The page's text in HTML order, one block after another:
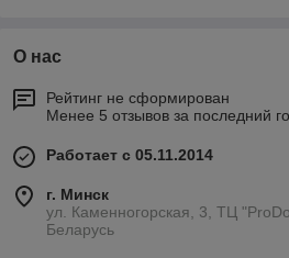
О нас
Рейтинг не сформирован
Менее 5 отзывов за последний
Работает с 05.11.2014
г. Минск
ул. Каменногорская, 3, ТЦ
Беларусь